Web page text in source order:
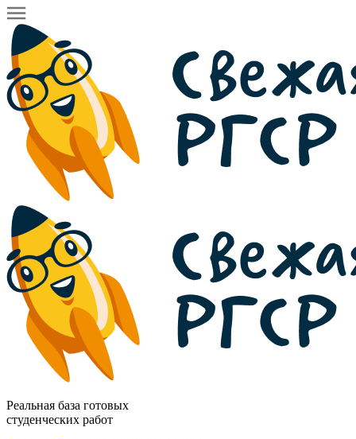
Реальная база готовых
студенческих работ